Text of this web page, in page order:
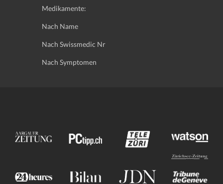
Medikamente:
Nach Name
Nach Swissmedic Nr
Nach Symptomen